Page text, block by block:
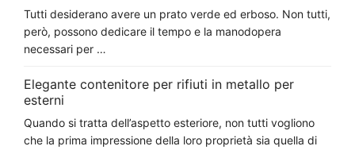
Tutti desiderano avere un prato verde ed erboso. Non tutti,
però, possono dedicare il tempo e la manodopera
necessari per …
Elegante contenitore per rifiuti in metallo per
esterni
Quando si tratta dell’aspetto esteriore, non tutti vogliono
che la prima impressione della loro proprietà sia quella di